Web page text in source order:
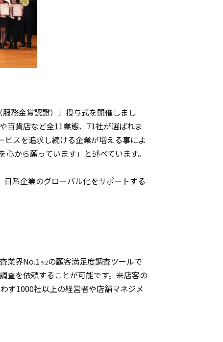
務金賞認證）」授与式を開催しまし
百貨店など全11業態、71社が選ばれま
スを追求し続ける企業が増える事によ
から願っています」と述べています。
系企業のグローバル化をサポートする
業界No.1 ※2の顧客満足度調査ツールで
査を依頼することが可能です。来店客の
ず1000社以上の経営者や店舗マネジメ